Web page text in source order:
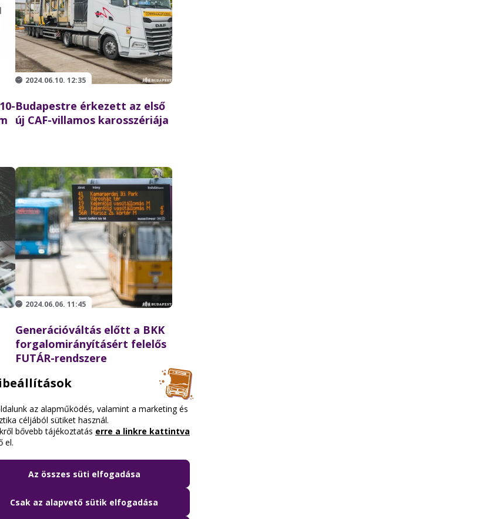
2024.06.10. 12:35
Budapestre érkezett az első
új CAF-villamos karosszériája
2024.06.06. 11:45
Generációváltás előtt a BKK
forgalomirányításért felelős
FUTÁR-rendszere
az alapműködés, valamint a marketing és
céljából sütiket használ.
bővebb tájékoztatás erre a linkre kattintva
el.
Az összes süti elfogadása
Csak az alapvető sütik elfogadása